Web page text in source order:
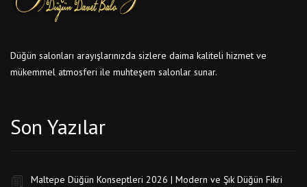
Düğün salonları arayışlarınızda sizlere daima kaliteli hizmet ve
mükemmel atmosferi ile muhteşem salonlar sunar.
Son Yazılar
Maltepe Düğün Konseptleri 2026 | Modern ve Şık Düğün Fikri